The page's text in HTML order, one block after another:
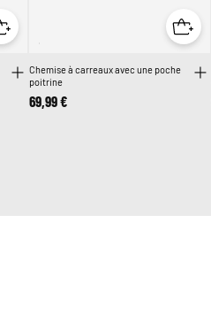
Chemise à carreaux avec une poche
poitrine
69,99 €